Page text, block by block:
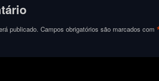
publicado. Campos obrigatórios são marcados com